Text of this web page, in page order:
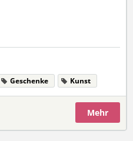
Geschenke Kunst
Mehr